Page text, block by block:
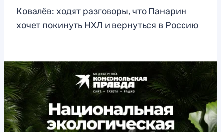
Ковалёв: ходят разговоры, что Панарин
хочет покинуть НХЛ и вернуться в Россию